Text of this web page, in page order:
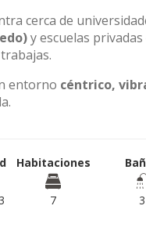
cerca de
y escuelas
entorno céntrico,
Habitaciones
7 3